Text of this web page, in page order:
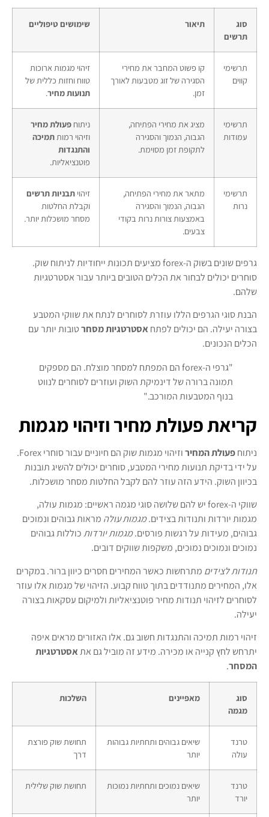
סוג
תרשים
תיאור שימושים טיפוליים
תרשימי
קווים
קו פשוט המחבר את מחירי
הסגירה של זוג מטבעות לאורך
זמן.
זיהוי מגמות ארוכות
טווח וחזות כללית של
תנועות מחיר.
תרשימי
עמודות
מציג את מחירי הפתיחה,
הגבוה, הנמוך והסגירה
לתקופת זמן מסוימת.
ניתוח פעולת מחיר
וזיהוי רמות תמיכה
והתנגדות
פוטנציאליות.
תרשימי
נרות
מתאר את מחירי הפתיחה,
הגבוה, הנמוך והסגירה
באמצעות צורות נרות בקודי
צבעים.
זיהוי תבניות תרשים
וקבלת החלטות
מסחר מושכלות יותר.
גרפים שונים בשוק ה-forex מציעים תכונות ייחודיות לניתוח שוק.
סוחרים יכולים לבחור את הכלים הטובים ביותר עבור אסטרטגיות
שלהם.
הבנת סוגי הגרפים הללו עוזרת לסוחרים לנתח את שווקי המטבע
בצורה יעילה. הם יכולים לפתח אסטרטגיות מסחרטובות יותר עם
הכלים הנכונים.
"גרפי ה-forex הם המפתח למסחר מוצלח. הם מספקים
תמונה ברורה של דינמיקת השוק ועוזרים לסוחרים לנווט
בנוף המטבעות המורכב."
קריאת פעולת מחיר וזיהוי מגמות
ניתוחפעולת המחיר
וזיהוי מגמות שוק הם חיוניים עבור סוחרי Forex.
על ידי בדיקת תנועות מחירי המטבע, סוחרים יכולים להשיג תובנות
בכיוון השוק. הידע הזה עוזר להם לקבל החלטות מסחר מושכלות.
שווקי ה-forex יש להם שלושה סוגי מגמה ראשיים: מגמות עולה,
מגמות יורדות ותנודות בצידים.מגמות עולה מראות גבוהים ונמוכים
גבוהים, מעידות על רגשות פורסים.מגמות יורדותכוללות גבוהים
נמוכים ונמוכים נמוכים, משקפות שווקים דובים.
תנודות לצידים מתרחשות כאשר המחירים חסרים כיוון ברור. במקרים
אלו, המחירים מתנודדים בתוך טווח קבוע. הזיהוי של מגמות אלו עוזר
לסוחרים לזיהוי תנודות מחיר פוטנציאליות ולמיקום עסקאות בצורה
יעילה.
זיהוי רמות תמיכה והתנגדות חשוב גם. אלו האזורים מראים איפה
יתרחש לחץ קנייה או מכירה. מידע זה מוביל גם אתאסטרטגיות
המסחר.
סוג
מגמה
מאפיינים השלכות
טרנד
עולה
שיאים גבוהים ותחתיות גבוהות
יותר
תחושת שוק פורצת
דרך
טרנד
יורד
שיאים נמוכים ותחתיות נמוכות
יותר
תחושת שוק שלילית